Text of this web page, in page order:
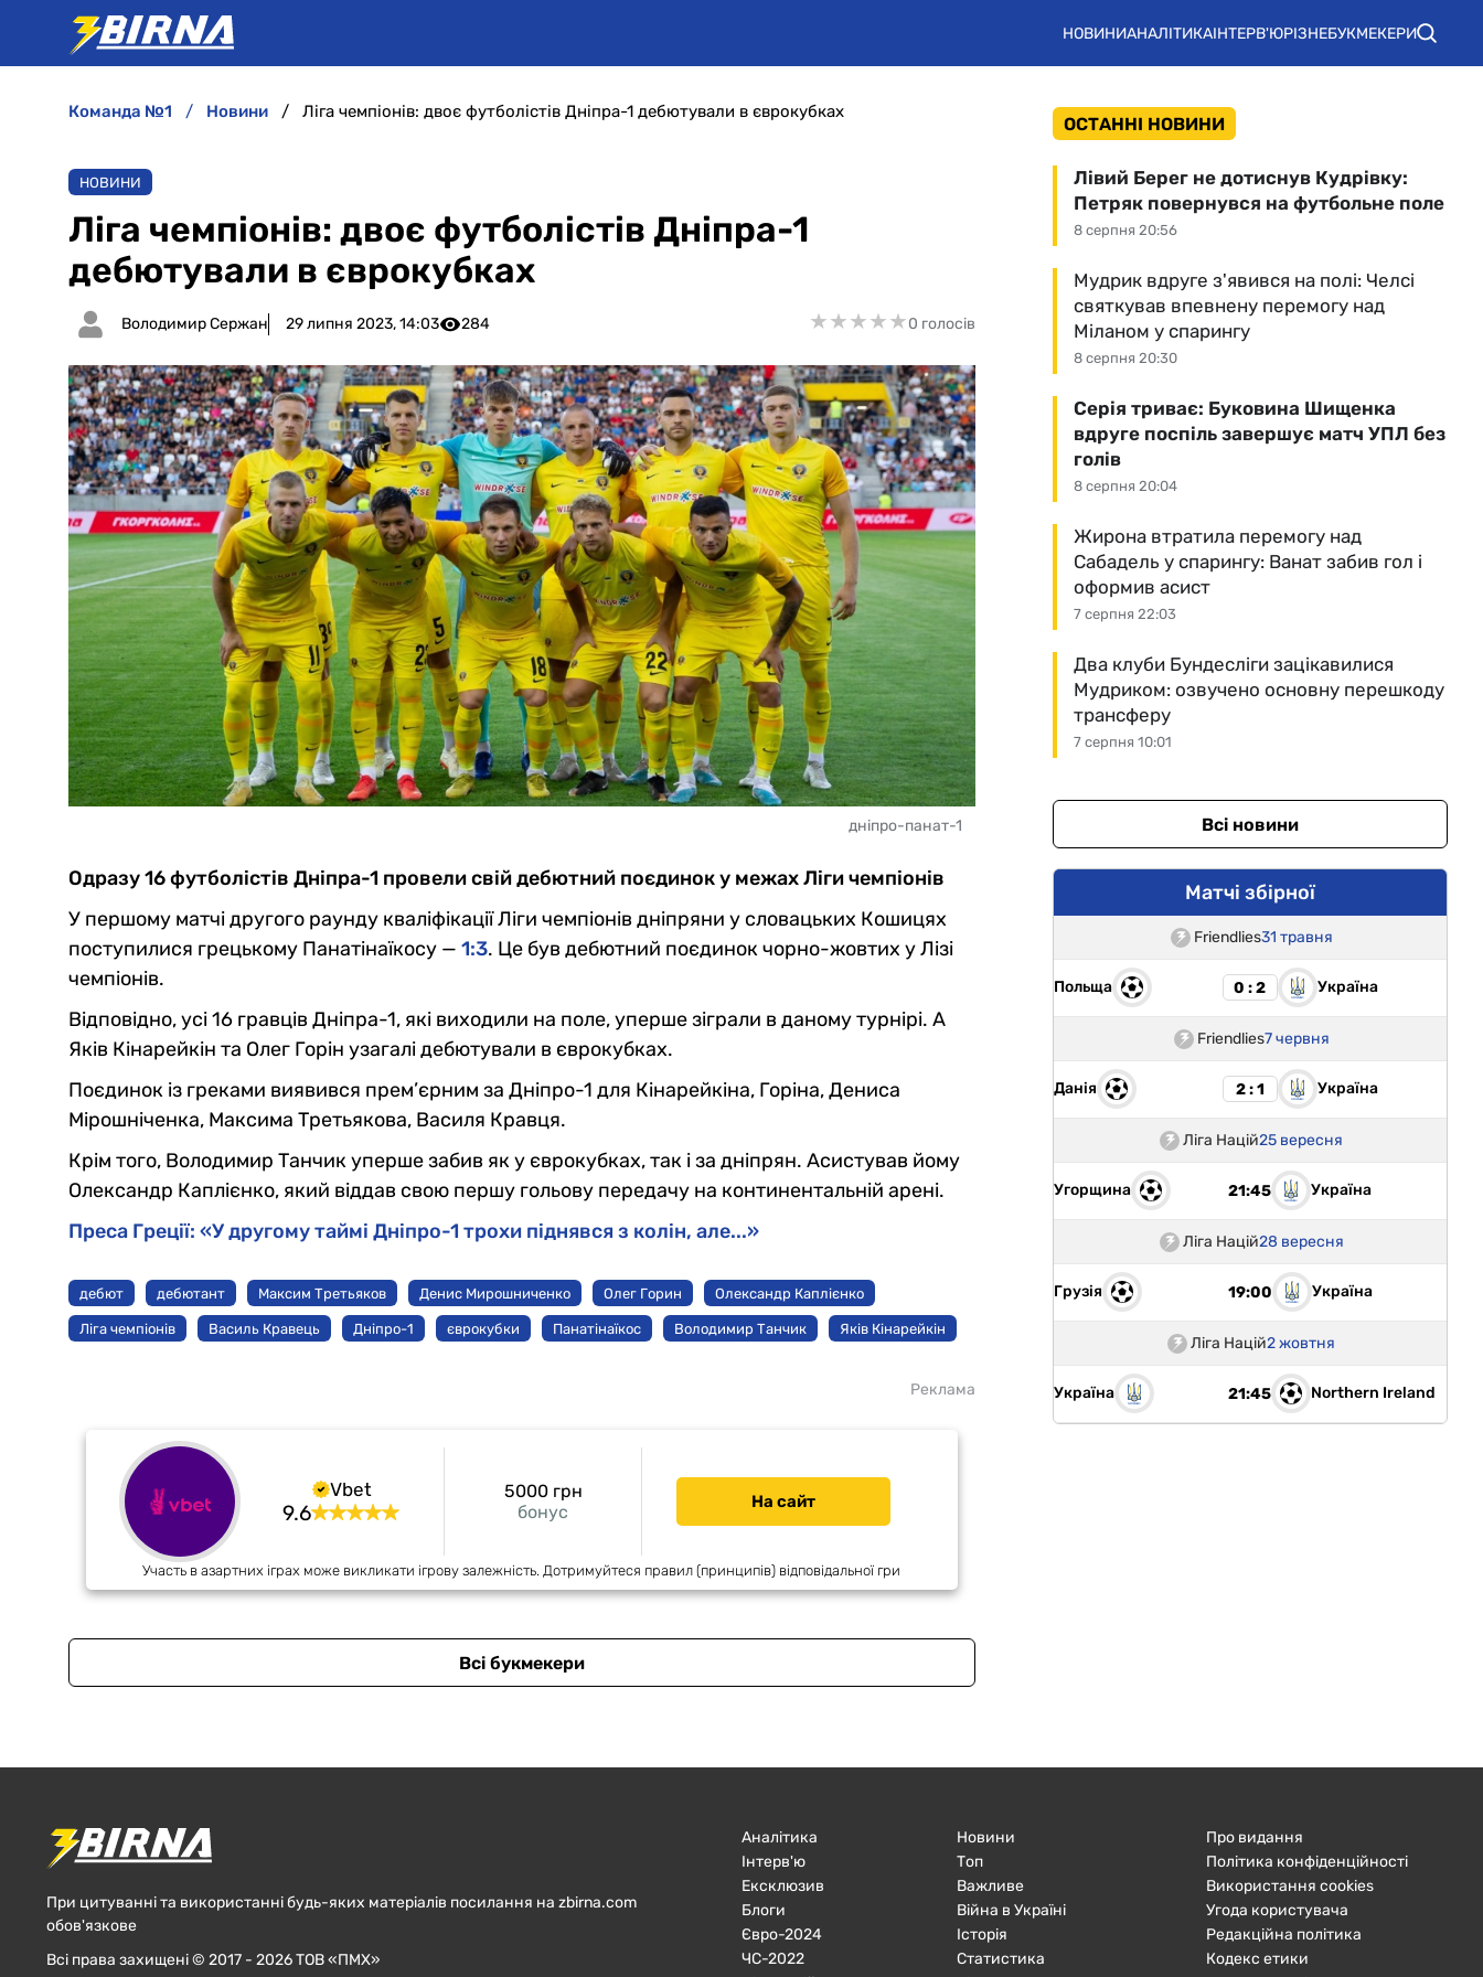
НОВИНИАНАЛІТИКАІНТЕРВ'ЮРІЗНЕБУКМЕКЕРИ
команда №1 новини Ліга чемпіонів: двоє футболістів Дніпра-1 дебютували в єврокубках
НОВИНИ
Ліга чемпіонів: двоє футболістів Дніпра-1
дебютували в єврокубках
Володимир Сержан 29 липня 2023, 14:03 284 ★★★★★
★★★★★0 голосів
дніпро-панат-1
Одразу 16 футболістів Дніпра-1 провели свій дебютний поєдинок у межах Ліги чемпіонів
У першому матчі другого раунду кваліфікації Ліги чемпіонів дніпряни у словацьких Кошицях
поступилися грецькому Панатінаїкосу — 1:3. Це був дебютний поєдинок чорно-жовтих у Лізі
чемпіонів.
Відповідно, усі 16 гравців Дніпра-1, які виходили на поле, уперше зіграли в даному турнірі. А
Яків Кінарейкін та Олег Горін узагалі дебютували в єврокубках.
Поєдинок із греками виявився прем’єрним за Дніпро-1 для Кінарейкіна, Горіна, Дениса
Мірошніченка, Максима Третьякова, Василя Кравця.
Крім того, Володимир Танчик уперше забив як у єврокубках, так і за дніпрян. Асистував йому
Олександр Каплієнко, який віддав свою першу гольову передачу на континентальній арені.
Преса Греції: «У другому таймі Дніпро-1 трохи піднявся з колін, але...»
дебют дебютант Максим Третьяков Денис Мирошниченко Олег Горин Олександр Каплієнко
Ліга чемпіонів Василь Кравець Дніпро-1 єврокубки Панатінаїкос Володимир Танчик Яків Кінарейкін
Реклама
Vbet
9.6 бонус
5000 грн На сайт
Участь в азартних іграх може викликати ігрову залежність. Дотримуйтеся правил (принципів) відповідальної гри
Всі букмекери
ОСТАННІ НОВИНИ
8 серпня 20:56
Лівий Берег не дотиснув Кудрівку:
Петряк повернувся на футбольне поле
8 серпня 20:30
Мудрик вдруге з'явився на полі: Челсі
святкував впевнену перемогу над
Міланом у спарингу
8 серпня 20:04
Серія триває: Буковина Шищенка
вдруге поспіль завершує матч УПЛ без
голів
7 серпня 22:03
Жирона втратила перемогу над
Сабадель у спарингу: Ванат забив гол і
оформив асист
7 серпня 10:01
Два клуби Бундесліги зацікавилися
Мудриком: озвучено основну перешкоду
трансферу
Всі новини
Матчі збірної
Friendlies31 травня
Польща 0 : 2 Україна
Friendlies7 червня
Данія 2 : 1 Україна
Ліга Націй25 вересня
Угорщина 21:45 Україна
Ліга Націй28 вересня
Грузія 19:00 Україна
Ліга Націй2 жовтня
Україна 21:45 Northern Ireland
При цитуванні та використанні будь-яких матеріалів посилання на zbirna.com
обов'язкове
Всі права захищені © 2017 - 2026 ТОВ «ПМХ»
Аналітика
Інтерв'ю
Ексклюзив
Блоги
Євро-2024
ЧC-2022
Новини
Топ
Важливе
Війна в Україні
Історія
Статистика
Про видання
Політика конфіденційності
Використання cookies
Угода користувача
Редакційна політика
Кодекс етики